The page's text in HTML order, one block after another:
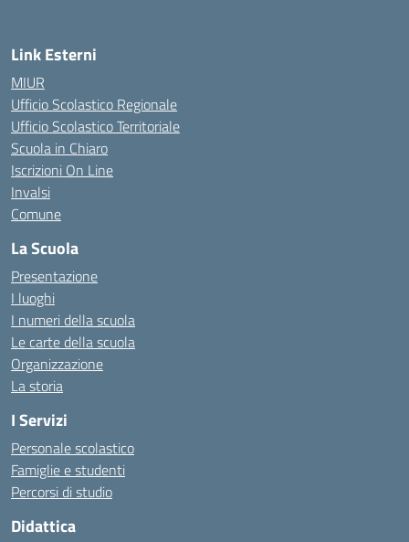
Link Esterni
MIUR
Ufficio Scolastico Regionale
Ufficio Scolastico Territoriale
Scuola in Chiaro
Iscrizioni On Line
Invalsi
Comune
La Scuola
Presentazione
I luoghi
I numeri della scuola
Le carte della scuola
Organizzazione
La storia
I Servizi
Personale scolastico
Famiglie e studenti
Percorsi di studio
Didattica